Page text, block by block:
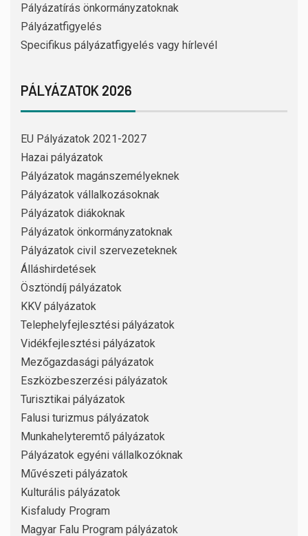
Pályázatírás önkormányzatoknak
Pályázatfigyelés
Specifikus pályázatfigyelés vagy hírlevél
PÁLYÁZATOK 2026
EU Pályázatok 2021-2027
Hazai pályázatok
Pályázatok magánszemélyeknek
Pályázatok vállalkozásoknak
Pályázatok diákoknak
Pályázatok önkormányzatoknak
Pályázatok civil szervezeteknek
Álláshirdetések
Ösztöndíj pályázatok
KKV pályázatok
Telephelyfejlesztési pályázatok
Vidékfejlesztési pályázatok
Mezőgazdasági pályázatok
Eszközbeszerzési pályázatok
Turisztikai pályázatok
Falusi turizmus pályázatok
Munkahelyteremtő pályázatok
Pályázatok egyéni vállalkozóknak
Művészeti pályázatok
Kulturális pályázatok
Kisfaludy Program
Magyar Falu Program pályázatok